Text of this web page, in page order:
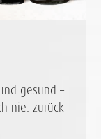
gesund –
nie. zurück